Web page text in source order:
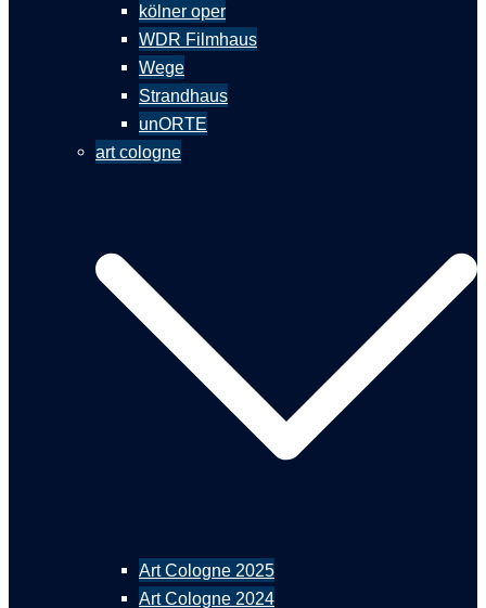
kölner oper
WDR Filmhaus
Wege
Strandhaus
unORTE
art cologne
Art Cologne 2025
Art Cologne 2024